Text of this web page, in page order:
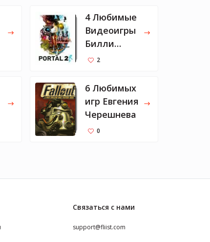
4 Любимые
Видеоигры
Билли
Айлиш
2
6 Любимых
игр Евгения
Черешнева
0
Связаться с нами
support@fliist.com